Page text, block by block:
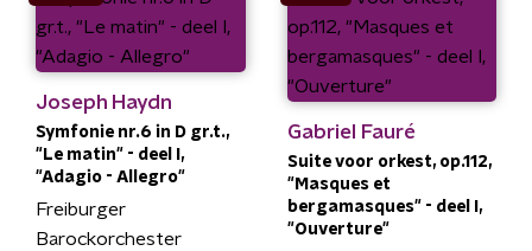
Joseph Haydn
Symfonie nr.6 in D gr.t.,
"Le matin" - deel I,
"Adagio - Allegro"
Freiburger
Barockorchester
Gabriel Fauré
Suite voor orkest, op.112,
"Masques et
bergamasques" - deel I,
"Ouverture"